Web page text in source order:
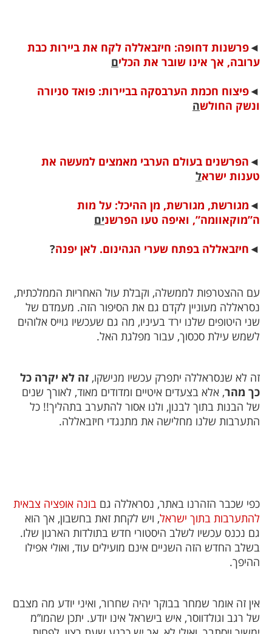
◄פרשנות דחופה: חיזבאללה לקח את ביירות כבת
ערובה, אך אינו שובר את הכלים
◄פיצוח חכמת הערבסקה בביירות: פואד סניורה
ונשק החולשה
◄ הפרשנים בעולם הערבי מאמצים למעשה את
טענות ישראל
◄ מגורשת, מגורשת, מן ההיכל: על מות
ה”מוקאוומה”, ואיפה טעו הפרשנים
◄ חיזבאללה בפתח שערי הגהינום. לאן יפנה?
עם ההצטרפות לממשלה, וקבלת עול האחריות הממלכתית,
נסראללה מעוניין לקדם גם את הסיפור הזה. מעמדם של
שני היטופים שלנו ירד בעיניו, מה גם שעכשיו גוייס אלוהים
לשמש עילת סכסוך, עבור מפלגת האל.
זה לא שנסראללה יתפרק עכשיו מנישקו, זה לא יקרה כל
כך מהר, אלא בצעדים איטיים ומדודים מאוד, לאורך שנים
של הבנות בתוך לבנון, ולנו אסור להתערב בתהליך!! כל
התערבות שלנו מחלישה את מתנגדי חיזבאללה.
כפי שכבר הזהרנו באתר, נסראללה גם בונה אופציה צבאית
להתערבות בתוך ישראל, ויש לקחת זאת בחשבון, אך הוא
גם נכנס עכשיו לשלב היסטורי חדש בתולדות הארגון שלו.
בשלב החדש הזה השניים אינם מועילים עוד, ואולי אפילו
ההיפך.
אין זה אומר שמחר בבוקר יהיה שחרור, ואיני יודע מה מצבם
של רגב וגולדווסר, איש בישראל אינו יודע. יתכן שהמו”מ